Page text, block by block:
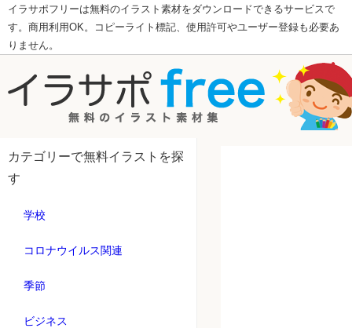
イラサポフリーは無料のイラスト素材をダウンロードできるサービスで
す。商用利用OK。コピーライト標記、使用許可やユーザー登録も必要あ
りません。
カテゴリーで無料イラストを探
す
学校
コロナウイルス関連
季節
ビジネス